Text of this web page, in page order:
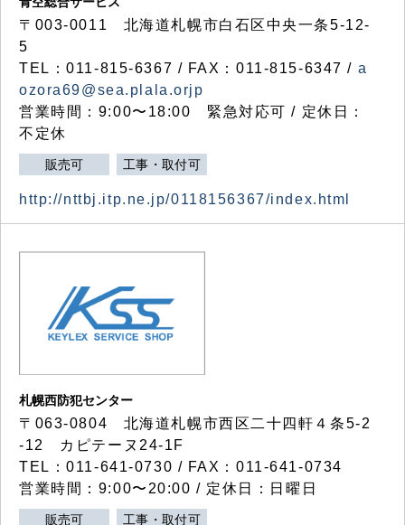
〒003-0011 北海道札幌市白石区中央一条5-12-
5
TEL：011-815-6367 / FAX：011-815-6347 / a
ozora69@sea.plala.orjp
営業時間：9:00〜18:00 緊急対応可 / 定休日：
不定休
販売可 工事・取付可
http://nttbj.itp.ne.jp/0118156367/index.html
札幌西防犯センター
〒063-0804 北海道札幌市西区二十四軒４条5-2
-12 カピテーヌ24-1F
TEL：011-641-0730 / FAX：011-641-0734
営業時間：9:00〜20:00 / 定休日：日曜日
販売可 工事・取付可